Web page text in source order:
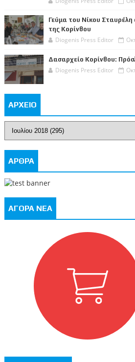
Γεύμα του Νίκου
της Κορίνθου
Diogenis Press Editor
Δασαρχείο Κορίνθου:
Diogenis Press Editor
ΑΡΧΕΙΟ
ΑΡΘΡΑ
ΑΓΟΡΑ ΝΕΑ